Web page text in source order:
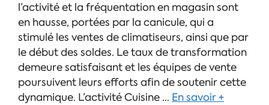
l’activité et la fréquentation en magasin sont
en hausse, portées par la canicule, qui a
stimulé les ventes de climatiseurs, ainsi que par
le début des soldes. Le taux de transformation
demeure satisfaisant et les équipes de vente
poursuivent leurs efforts afin de soutenir cette
dynamique. L’activité Cuisine … En savoir +